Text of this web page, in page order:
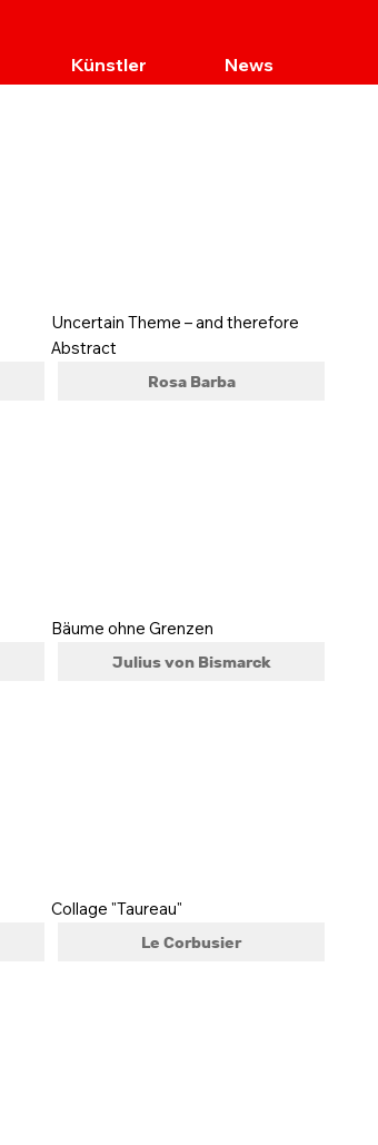
Künstler News
Uncertain Theme – and therefore
Abstract
Rosa Barba
Bäume ohne Grenzen
Julius von Bismarck
Collage "Taureau"
Le Corbusier